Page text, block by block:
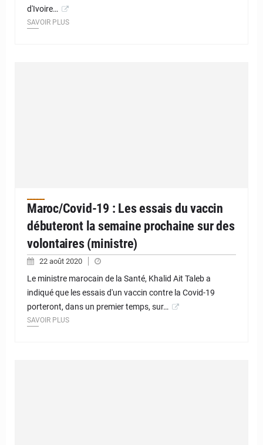
d'Ivoire…
SAVOIR PLUS
Maroc/Covid-19 : Les essais du vaccin
débuteront la semaine prochaine sur des
volontaires (ministre)
22 août 2020
Le ministre marocain de la Santé, Khalid Ait Taleb a
indiqué que les essais d'un vaccin contre la Covid-19
porteront, dans un premier temps, sur…
SAVOIR PLUS